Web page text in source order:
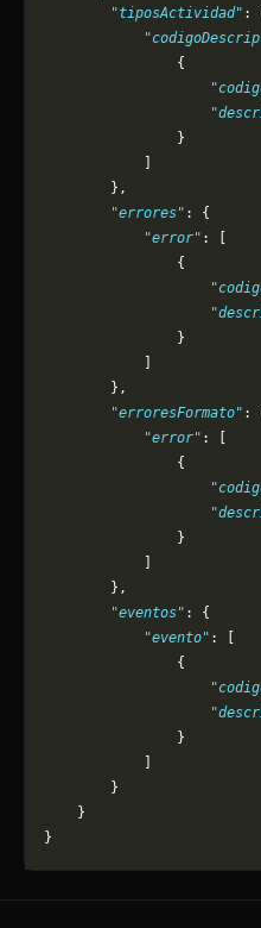
        "tiposActividad"
:
                {
                }
        },
        "errores"
: {
            "error"
: [
                {
                }
        },
        "erroresFormato"
:
            "error"
: [
                {
                }
        },
        "eventos"
: {
            "evento"
: [
                {
                }
        }
    }
}